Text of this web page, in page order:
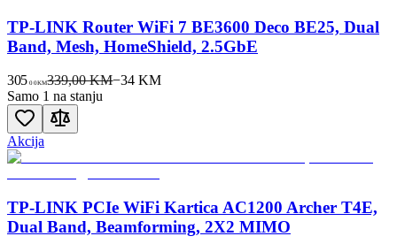
TP-LINK Router WiFi 7 BE3600 Deco BE25, Dual
Band, Mesh, HomeShield, 2.5GbE
305 00KM339,00 KM−34 KM
Samo 1 na stanju
Akcija
TP-LINK PCIe WiFi Kartica AC1200 Archer T4E,
Dual Band, Beamforming, 2X2 MIMO